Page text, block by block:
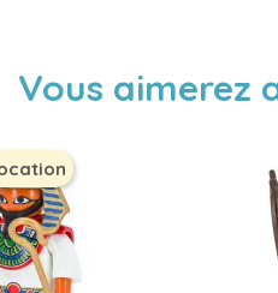
Vous aimerez